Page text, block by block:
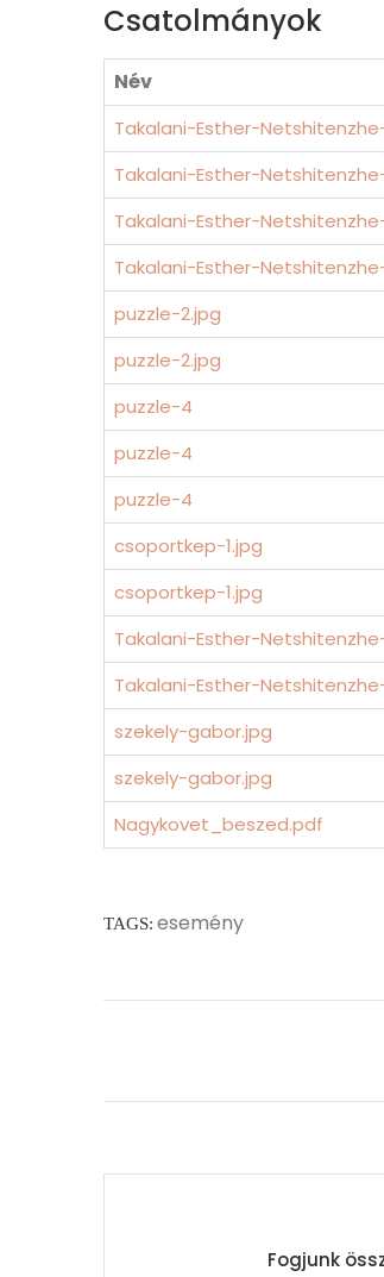
Csatolmányok
Név
Takalani-Esther-
Takalani-Esther-
Takalani-Esther-
Takalani-Esther-
puzzle-2.jpg
puzzle-2.jpg
puzzle-4
puzzle-4
puzzle-4
csoportkep-1.jpg
csoportkep-1.jpg
Takalani-Esther-
Takalani-Esther-
szekely-gabor.jpg
szekely-gabor.jpg
Nagykovet_beszed.pdf
TAGS: esemény
Fogjunk